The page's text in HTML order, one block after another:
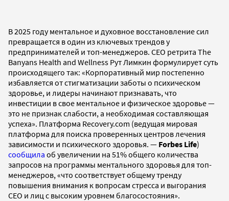
В 2025 году ментальное и духовное восстановление сил
превращается в один из ключевых трендов у
предпринимателей и топ-менеджеров. CEO ретрита The
Banyans Health and Wellness Рут Лимкин формулирует суть
происходящего так: «Корпоративный мир постепенно
избавляется от стигматизации заботы о психическом
здоровье, и лидеры начинают признавать, что
инвестиции в свое ментальное и физическое здоровье —
это не признак слабости, а необходимая составляющая
успеха». Платформа Recovery.com (ведущая мировая
платформа для поиска проверенных центров лечения
зависимости и психического здоровья. — Forbes Life)
сообщила об увеличении на 51% общего количества
запросов на программы ментального здоровья для топ-
менеджеров, «что соответствует общему тренду
повышения внимания к вопросам стресса и выгорания
СЕО и лиц с высоким уровнем благосостояния».